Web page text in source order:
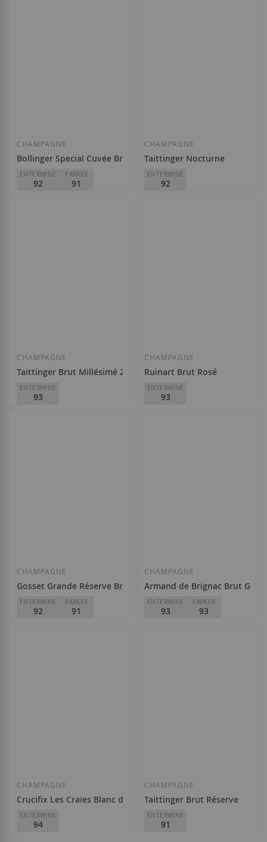
CHAMPAGNE
Bollinger Special Cuvée Brut
ENTERWINE
92
PARKER
91
CHAMPAGNE
Taittinger Nocturne
ENTERWINE
92
CHAMPAGNE
Taittinger Brut Millésimé 2016
ENTERWINE
93
CHAMPAGNE
Ruinart Brut Rosé
ENTERWINE
93
CHAMPAGNE
Gosset Grande Réserve Brut
ENTERWINE
92
PARKER
91
CHAMPAGNE
Armand de Brignac Brut Gold
ENTERWINE
93
PARKER
93
CHAMPAGNE
Crucifix Les Craies Blanc de Blancs
ENTERWINE
94
CHAMPAGNE
Taittinger Brut Réserve
ENTERWINE
91